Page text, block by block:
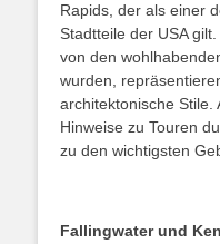
Rapids, der als einer
Stadtteile der USA
von den
wurden,
architektonische Stile.
Hinweise zu Touren
zu den wichtigsten
Fallingwater und